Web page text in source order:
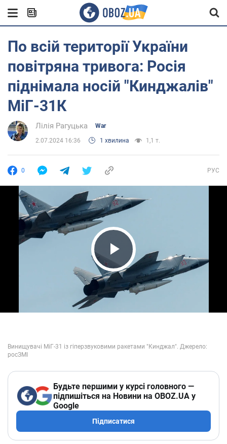
По всій території України
повітряна тривога: Росія
піднімала носій "Кинджалів"
МіГ-31К
Лілія Рагуцька War
2.07.2024 16:36 1 хвилина 1,1 т.
0 РУС
Play Video
Будьте першими у курсі головного —
підпишіться на Новини на OBOZ.UA у
Google
Підписатися